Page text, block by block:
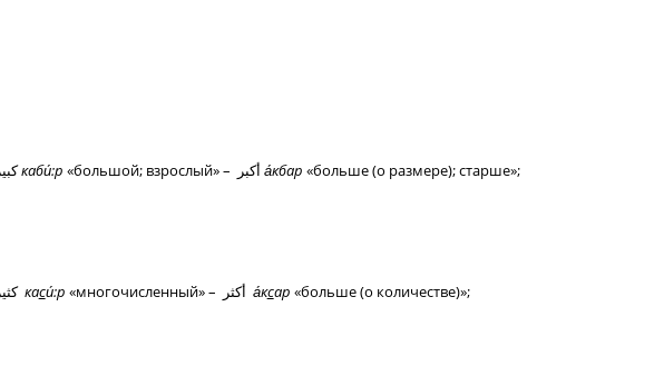
كبيرкаби́:р а́кбар «больше (о размере); старше»;
كثير каси́:р а́ксар «больше (о количестве)»;